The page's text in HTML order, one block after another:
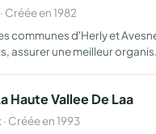
Créée en 1982
communes d'Herly et
assurer une meilleur
Haute Vallee De Laa
Créée en 1993